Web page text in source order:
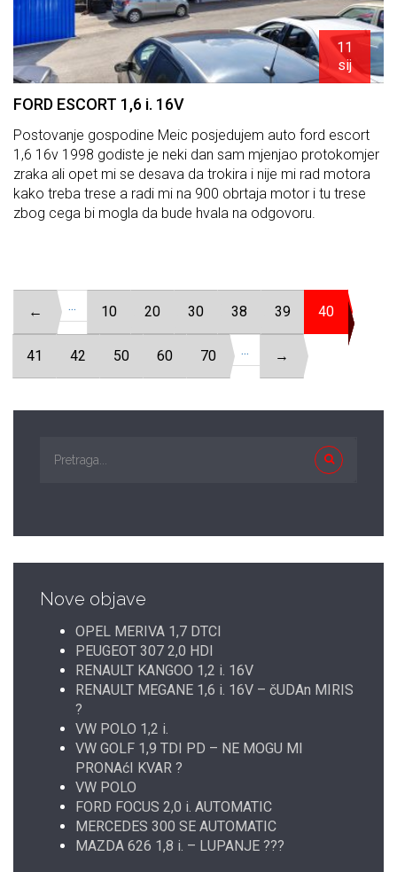
11
sij
FORD ESCORT 1,6 i. 16V
Postovanje gospodine Meic posjedujem auto ford escort
1,6 16v 1998 godiste je neki dan sam mjenjao protokomjer
zraka ali opet mi se desava da trokira i nije mi rad motora
kako treba trese a radi mi na 900 obrtaja motor i tu trese
zbog cega bi mogla da bude hvala na odgovoru.
← ... 10 20 30 38 39 40
41 42 50 60 70 ... →
Nove objave
OPEL MERIVA 1,7 DTCI
PEUGEOT 307 2,0 HDI
RENAULT KANGOO 1,2 i. 16V
RENAULT MEGANE 1,6 i. 16V – čUDAn MIRIS
?
VW POLO 1,2 i.
VW GOLF 1,9 TDI PD – NE MOGU MI
PRONAćI KVAR ?
VW POLO
FORD FOCUS 2,0 i. AUTOMATIC
MERCEDES 300 SE AUTOMATIC
MAZDA 626 1,8 i. – LUPANJE ???